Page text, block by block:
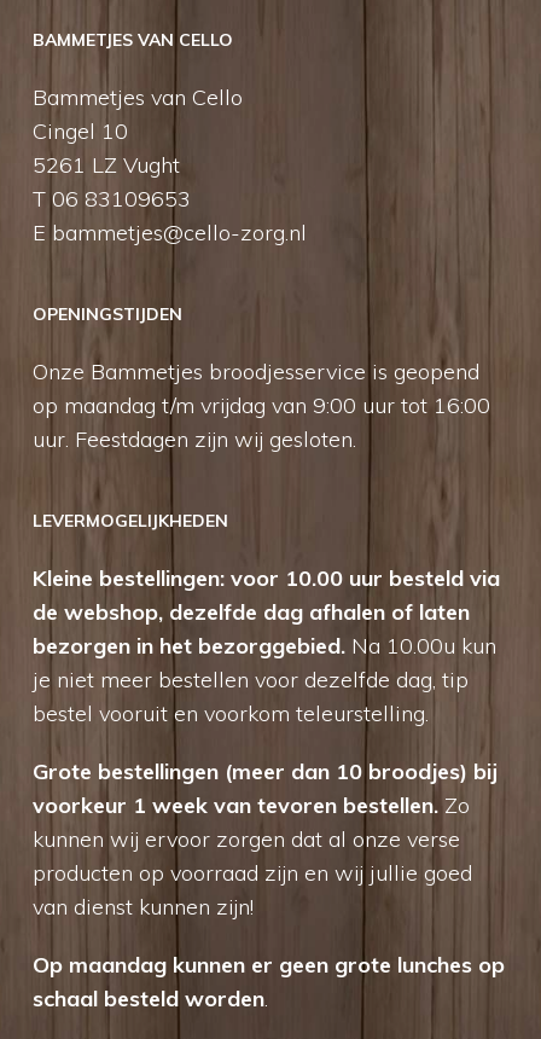
BAMMETJES VAN CELLO
Bammetjes van Cello
Cingel 10
5261 LZ Vught
T 06 83109653
E bammetjes@cello-zorg.nl
OPENINGSTIJDEN
Onze Bammetjes broodjesservice is geopend
op maandag t/m vrijdag van 9:00 uur tot 16:00
uur. Feestdagen zijn wij gesloten.
LEVERMOGELIJKHEDEN
Kleine bestellingen: voor 10.00 uur besteld via
de webshop, dezelfde dag afhalen of laten
bezorgen in het bezorggebied.Na 10.00u kun
je niet meer bestellen voor dezelfde dag, tip
bestel vooruit en voorkom teleurstelling.
Grote bestellingen (meer dan 10 broodjes) bij
voorkeur 1 week van tevoren bestellen.Zo
kunnen wij ervoor zorgen dat al onze verse
producten op voorraad zijn en wij jullie goed
van dienst kunnen zijn!
Op maandag kunnen er geen grote lunches op
schaal besteld worden.